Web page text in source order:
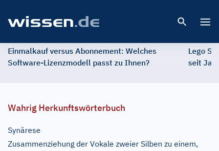
Einmalkauf versus Abonnement: Welches
Software-Lizenzmodell passt zu Ihnen?
Lego
seit
Wahrig Herkunftswörterbuch
Synärese
Zusammenziehung der Vokale zweier Silben zu einem,